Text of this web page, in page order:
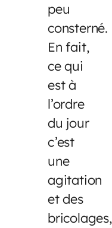
peu
consterné.
En fait,
ce qui
est à
l’ordre
du jour
c’est
une
agitation
et des
bricolages,